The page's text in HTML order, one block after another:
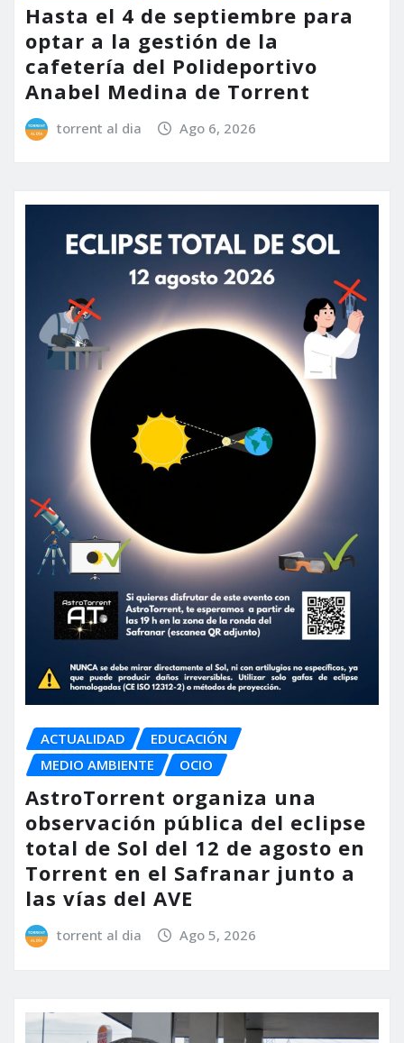
Hasta el 4 de septiembre para
optar a la gestión de la
cafetería del Polideportivo
Anabel Medina de Torrent
torrent al dia Ago 6, 2026
ACTUALIDAD
EDUCACIÓN
MEDIO AMBIENTE
OCIO
AstroTorrent organiza una
observación pública del eclipse
total de Sol del 12 de agosto en
Torrent en el Safranar junto a
las vías del AVE
torrent al dia Ago 5, 2026